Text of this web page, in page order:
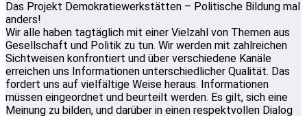
Das Projekt Demokratiewerkstätten – Politische Bildung mal
anders!
Wir alle haben tagtäglich mit einer Vielzahl von Themen aus
Gesellschaft und Politik zu tun. Wir werden mit zahlreichen
Sichtweisen konfrontiert und über verschiedene Kanäle
erreichen uns Informationen unterschiedlicher Qualität. Das
fordert uns auf vielfältige Weise heraus. Informationen
müssen eingeordnet und beurteilt werden. Es gilt, sich eine
Meinung zu bilden, und darüber in einen respektvollen Dialog